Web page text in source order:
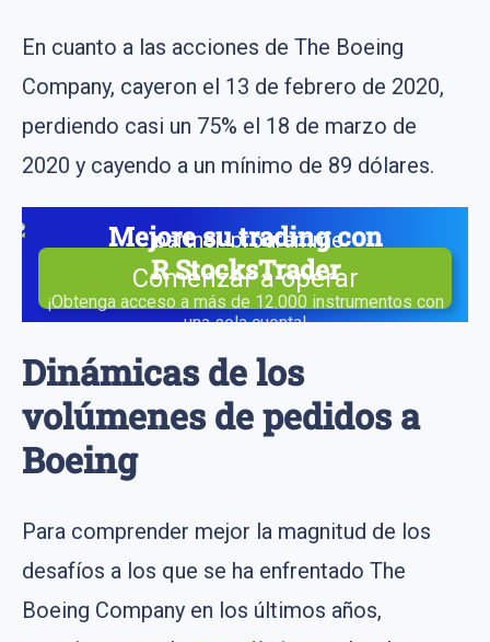
En cuanto a las acciones de The Boeing
Company, cayeron el 13 de febrero de 2020,
perdiendo casi un 75% el 18 de marzo de
2020 y cayendo a un mínimo de 89 dólares.
Mejore su trading con
R StocksTrader
¡Obtenga acceso a más de 12.000 instrumentos con
una sola cuenta!
Comenzar a operar
Dinámicas de los
volúmenes de pedidos a
Boeing
Para comprender mejor la magnitud de los
desafíos a los que se ha enfrentado The
Boeing Company en los últimos años,